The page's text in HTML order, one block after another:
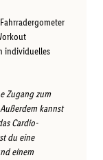
individuelles
Zugang zum
kannst
Cardio-
du eine
einem